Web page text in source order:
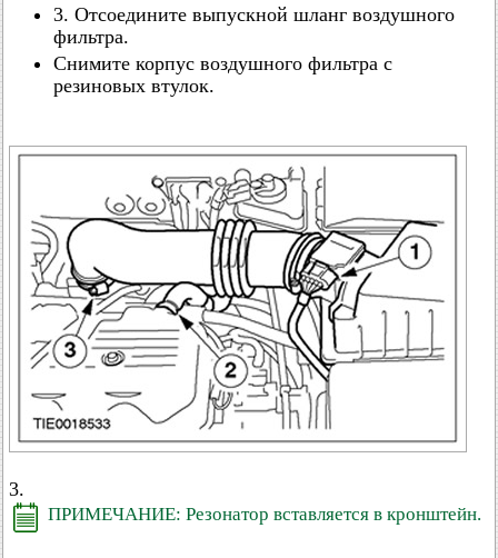
3. Отсоедините выпускной шланг воздушного
фильтра.
Снимите корпус воздушного фильтра с
резиновых втулок.
3.
ПРИМЕЧАНИЕ: Резонатор вставляется в кронштейн.